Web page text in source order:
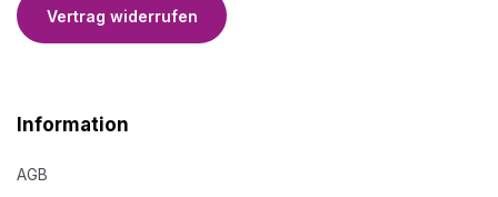
Vertrag widerrufen
Information
AGB